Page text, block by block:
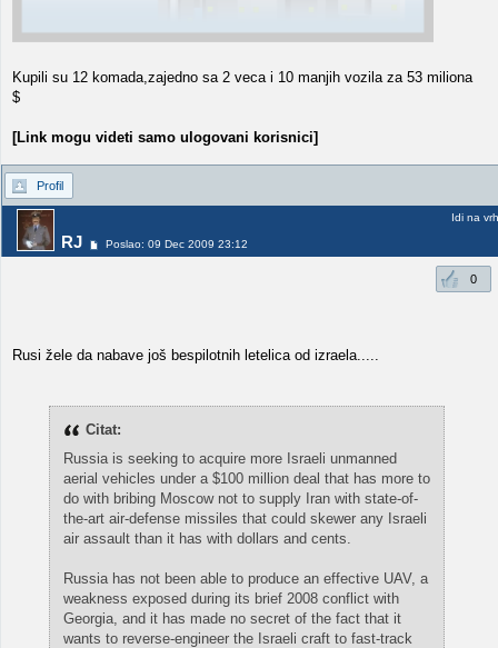
Kupili su 12 komada,zajedno sa 2 veca i 10 manjih vozila za 53 miliona
$
[Link mogu videti samo ulogovani korisnici]
Profil
RJ Poslao: 09 Dec 2009 23:12
Idi na vrh
0
Rusi žele da nabave još bespilotnih letelica od izraela.....
Citat:
Russia is seeking to acquire more Israeli unmanned
aerial vehicles under a $100 million deal that has more to
do with bribing Moscow not to supply Iran with state-of-
the-art air-defense missiles that could skewer any Israeli
air assault than it has with dollars and cents.
Russia has not been able to produce an effective UAV, a
weakness exposed during its brief 2008 conflict with
Georgia, and it has made no secret of the fact that it
wants to reverse-engineer the Israeli craft to fast-track